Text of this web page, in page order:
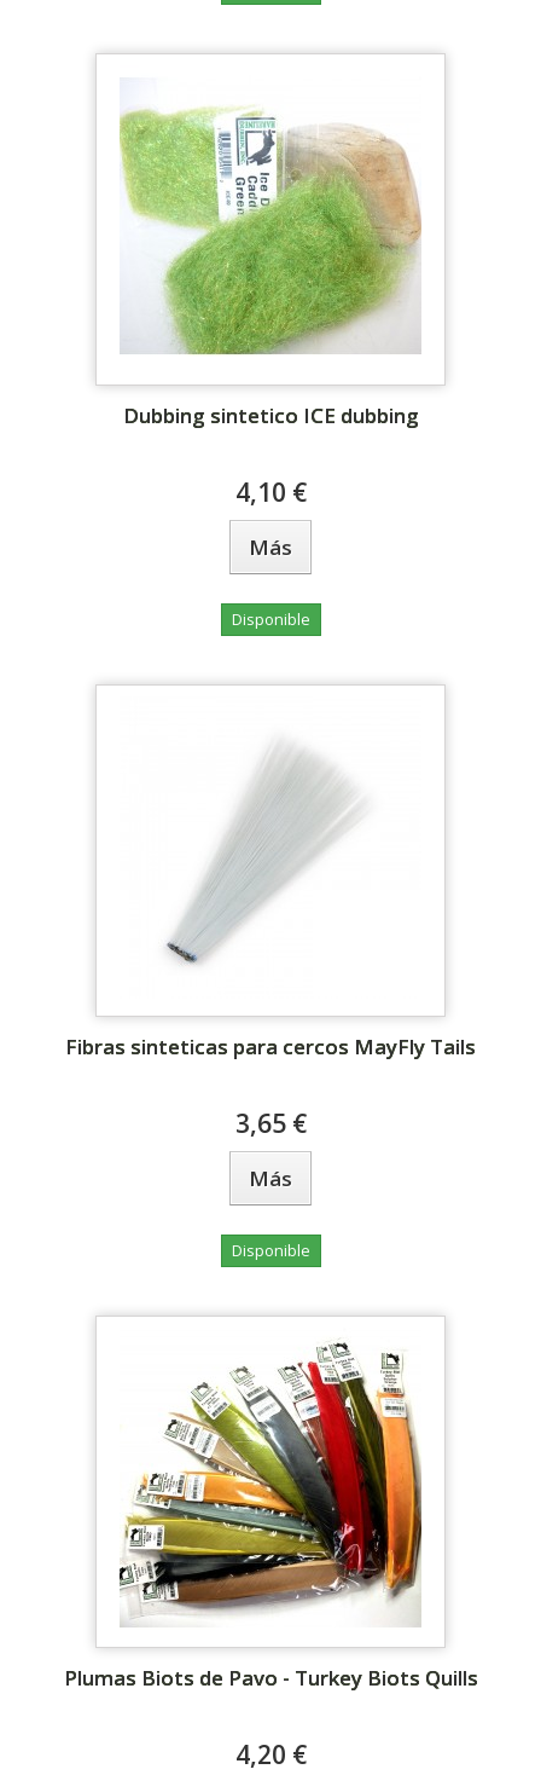
Dubbing sintetico ICE dubbing
4,10 €
Más
Disponible
Fibras sinteticas para cercos MayFly Tails
3,65 €
Más
Disponible
Plumas Biots de Pavo - Turkey Biots Quills
4,20 €